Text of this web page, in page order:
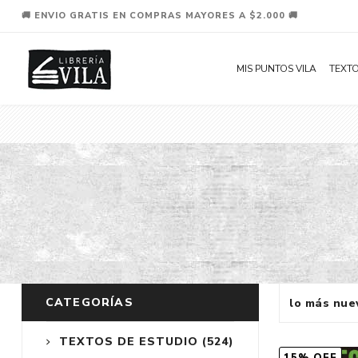
🚚 ENVIO GRATIS EN COMPRAS MAYORES A $2.000 🚚
MIS PUNTOS VILA
CATEGORÍAS
(524)
TEXTOS DE ESTUDIO